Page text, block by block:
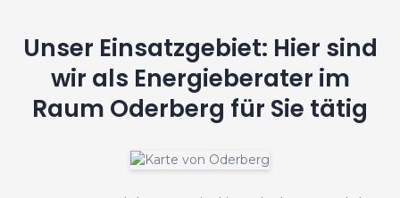
Unser Einsatzgebiet: Hier sind
wir als Energieberater im
Raum Oderberg für Sie tätig